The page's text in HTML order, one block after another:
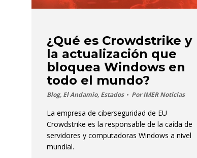
¿Qué es Crowdstrike y
la actualización que
bloquea Windows en
todo el mundo?
Blog, El Andamio, Estados PorIMER Noticias
La empresa de ciberseguridad de EU
Crowdstrike es la responsable de la caída de
servidores y computadoras Windows a nivel
mundial.